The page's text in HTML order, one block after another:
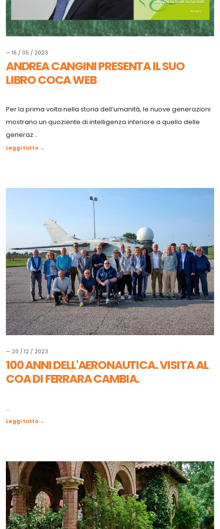
— 16 / 05 / 2023
ANDREA CANGINI PRESENTA IL SUO
LIBRO COCA WEB
Per la prima volta nella storia dell’umanità, le nuove generazioni
mostrano un quoziente di intelligenza inferiore a quello delle
generaz...
Leggi tutto →
— 20 / 12 / 2023
100 ANNI DELL'AERONAUTICA. VISITA AL
COA DI FERRARA CAMBIA.
...
Leggi tutto →